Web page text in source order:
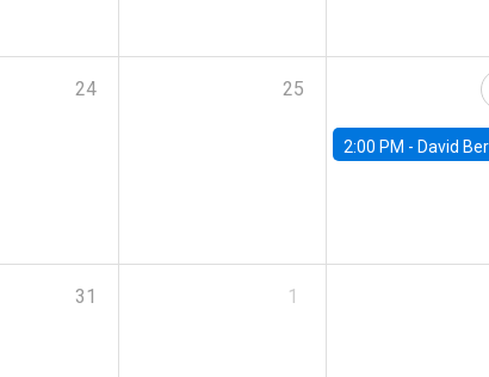
24 25
2:00 PM - David Berger,
31 1